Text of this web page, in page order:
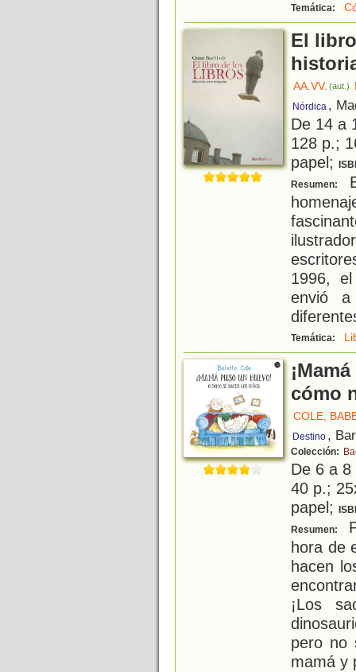
Temática:
El
AA.VV. (aut.)
Nórdica ,
De 14 a
128 p.;
papel;
Resumen:
1996,
envió
Temática:
cómo
COLE,
Destino ,
Colección:
De 6 a
40 p.;
papel;
Resumen:
hora de
hacen
¡Los
pero no
mamá y